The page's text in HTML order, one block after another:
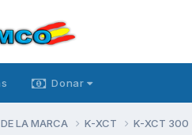
Donar
LA MARCA K-XCT K-XCT 300